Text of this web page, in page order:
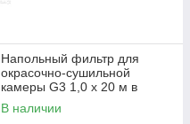
Напольный фильтр для
окрасочно-сушильной
камеры G3 1,0 x 20 м в
рулоне
В наличии